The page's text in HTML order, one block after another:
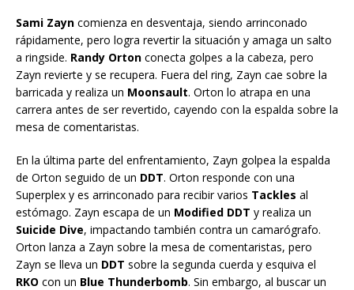
Sami Zayn comienza en desventaja, siendo arrinconado
rápidamente, pero logra revertir la situación y amaga un salto
a ringside. Randy Orton conecta golpes a la cabeza, pero
Zayn revierte y se recupera. Fuera del ring, Zayn cae sobre la
barricada y realiza un Moonsault. Orton lo atrapa en una
carrera antes de ser revertido, cayendo con la espalda sobre la
mesa de comentaristas.
En la última parte del enfrentamiento, Zayn golpea la espalda
de Orton seguido de un DDT. Orton responde con una
Superplex y es arrinconado para recibir varios Tackles al
estómago. Zayn escapa de un Modified DDT y realiza un
Suicide Dive, impactando también contra un camarógrafo.
Orton lanza a Zayn sobre la mesa de comentaristas, pero
Zayn se lleva un DDT sobre la segunda cuerda y esquiva el
RKO con un Blue Thunderbomb. Sin embargo, al buscar un